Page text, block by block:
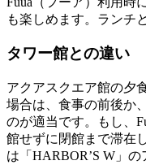
も楽しめます。ランチ
タワー館との違い
アクアスクエア館の夕
場合は、食事の前後か
のが適当です。もし、
館せずに閉館まで滞在
は「HARBOR’S W」